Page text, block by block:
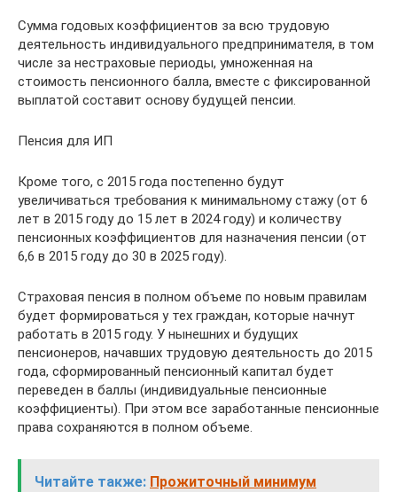
Сумма годовых коэффициентов за всю трудовую
деятельность индивидуального предпринимателя, в том
числе за нестраховые периоды, умноженная на
стоимость пенсионного балла, вместе с фиксированной
выплатой составит основу будущей пенсии.
Пенсия для ИП
Кроме того, с 2015 года постепенно будут
увеличиваться требования к минимальному стажу (от 6
лет в 2015 году до 15 лет в 2024 году) и количеству
пенсионных коэффициентов для назначения пенсии (от
6,6 в 2015 году до 30 в 2025 году).
Страховая пенсия в полном объеме по новым правилам
будет формироваться у тех граждан, которые начнут
работать в 2015 году. У нынешних и будущих
пенсионеров, начавших трудовую деятельность до 2015
года, сформированный пенсионный капитал будет
переведен в баллы (индивидуальные пенсионные
коэффициенты). При этом все заработанные пенсионные
права сохраняются в полном объеме.
Читайте также: Прожиточный минимум